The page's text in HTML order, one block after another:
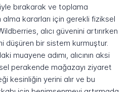
bırakarak ve toplama
alma kararları için gerekli fiziksel
alıcı güvenini artırırken
düşüren bir sistem kurmuştur.
muayene adımı, alıcının aksi
perakende mağazayı ziyaret
kesinliğin yerini alır ve bu